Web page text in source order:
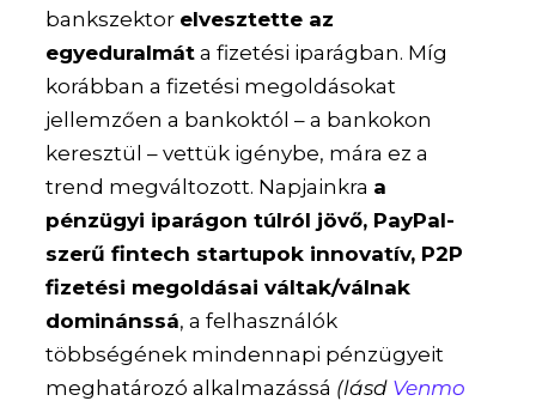
bankszektor elvesztette az
egyeduralmát a fizetési iparágban. Míg
korábban a fizetési megoldásokat
jellemzően a bankoktól – a bankokon
keresztül – vettük igénybe, mára ez a
trend megváltozott. Napjainkra a
pénzügyi iparágon túlról jövő, PayPal-
szerű fintech startupok innovatív, P2P
fizetési megoldásai váltak/válnak
dominánssá, a felhasználók
többségének mindennapi pénzügyeit
meghatározó alkalmazássá (lásd Venmo